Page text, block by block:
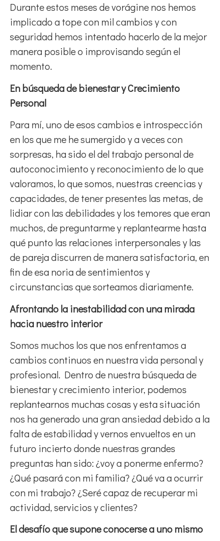
Durante estos meses de vorágine nos hemos
implicado a tope con mil cambios y con
seguridad hemos intentado hacerlo de la mejor
manera posible o improvisando según el
momento.
En búsqueda de bienestar y Crecimiento
Personal
Para mí, uno de esos cambios e introspección
en los que me he sumergido y a veces con
sorpresas, ha sido el del trabajo personal de
autoconocimiento y reconocimiento de lo que
valoramos, lo que somos, nuestras creencias y
capacidades, de tener presentes las metas, de
lidiar con las debilidades y los temores que eran
muchos, de preguntarme y replantearme hasta
qué punto las relaciones interpersonales y las
de pareja discurren de manera satisfactoria, en
fin de esa noria de sentimientos y
circunstancias que sorteamos diariamente.
Afrontando la inestabilidad con una mirada
hacia nuestro interior
Somos muchos los que nos enfrentamos a
cambios continuos en nuestra vida personal y
profesional. Dentro de nuestra búsqueda de
bienestar y crecimiento interior, podemos
replantearnos muchas cosas y esta situación
nos ha generado una gran ansiedad debido a la
falta de estabilidad y vernos envueltos en un
futuro incierto donde nuestras grandes
preguntas han sido: ¿voy a ponerme enfermo?
¿Qué pasará con mi familia? ¿Qué va a ocurrir
con mi trabajo? ¿Seré capaz de recuperar mi
actividad, servicios y clientes?
El desafío que supone conocerse a uno mismo